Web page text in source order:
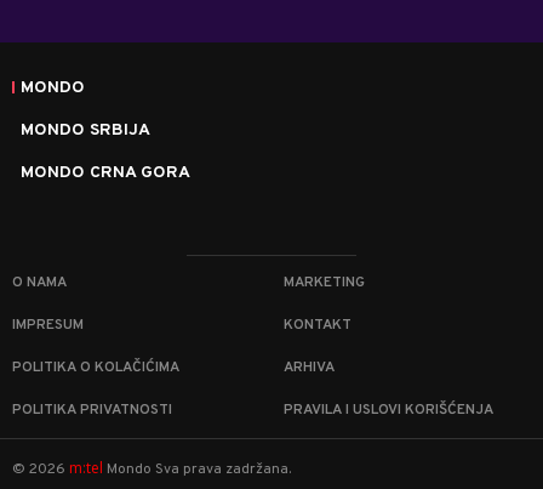
MONDO
MONDO SRBIJA
MONDO CRNA GORA
O NAMA MARKETING
IMPRESUM KONTAKT
POLITIKA O KOLAČIĆIMA ARHIVA
POLITIKA PRIVATNOSTI PRAVILA I USLOVI KORIŠĆENJA
© 2026 m:tel Mondo Sva prava zadržana.